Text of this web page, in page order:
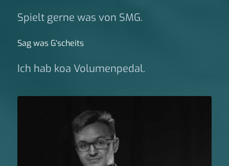
Spielt gerne was von SMG.
Sag was G‘scheits
Ich hab koa Volumenpedal.